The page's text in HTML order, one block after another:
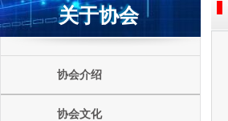
关于协会
协会介绍
协会文化